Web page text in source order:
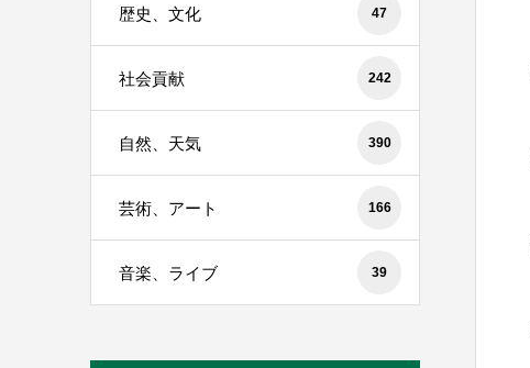
歴史、文化 47
社会貢献 242
自然、天気 390
芸術、アート 166
音楽、ライブ 39